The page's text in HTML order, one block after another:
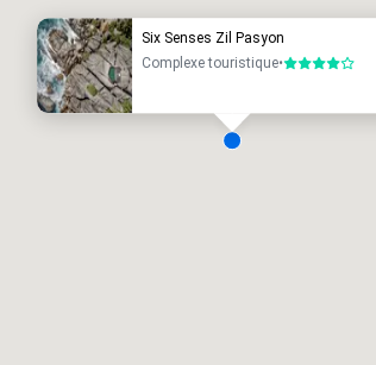
Six Senses Zil Pasyon
Complexe touristique•4 sur 5